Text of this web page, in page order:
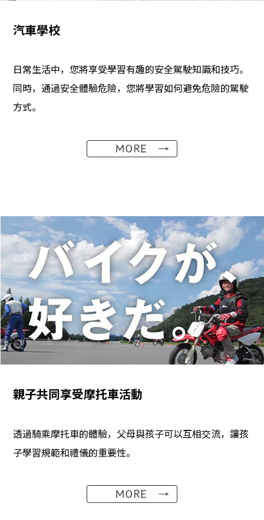
汽車學校
日常生活中，您將享受學習有趣的安全駕駛知識和技巧。
同時，通過安全體驗危險，您將學習如何避免危險的駕駛
方式。
親子共同享受摩托車活動
透過騎乘摩托車的體驗，父母與孩子可以互相交流，讓孩
子學習規範和禮儀的重要性。